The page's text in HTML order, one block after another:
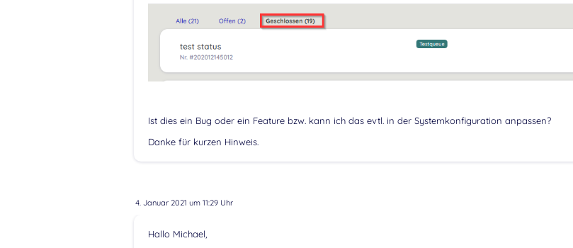
Ist dies ein Bug oder ein Feature bzw. kann ich das evtl. in der Systemkonfiguration anpassen?
Danke für kurzen Hinweis.
4. Januar 2021 um 11:29 Uhr
Hallo Michael,